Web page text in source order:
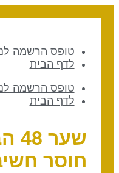
טופס הרשמה
לדף הבית
טופס הרשמה
לדף הבית
חוסר